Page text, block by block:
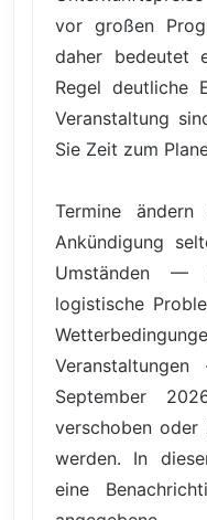
vor großen
daher bedeutet
Regel deutliche
Veranstaltung
Sie Zeit zum
Termine
Ankündigung
Umständen —
logistische
September
verschoben oder
werden. In
eine